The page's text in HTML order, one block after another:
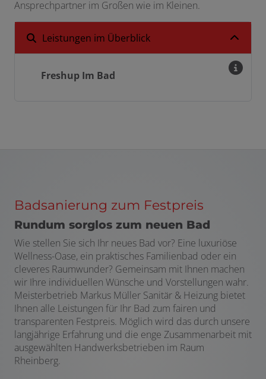
Ansprechpartner im Großen wie im Kleinen.
Leistungen im Überblick
Freshup Im Bad
Badsanierung zum Festpreis
Rundum sorglos zum neuen Bad
Wie stellen Sie sich Ihr neues Bad vor? Eine luxuriöse
Wellness-Oase, ein praktisches Familienbad oder ein
cleveres Raumwunder? Gemeinsam mit Ihnen machen
wir Ihre individuellen Wünsche und Vorstellungen wahr.
Meisterbetrieb Markus Müller Sanitär & Heizung bietet
Ihnen alle Leistungen für Ihr Bad zum fairen und
transparenten Festpreis. Möglich wird das durch unsere
langjährige Erfahrung und die enge Zusammenarbeit mit
ausgewählten Handwerksbetrieben im Raum
Rheinberg.